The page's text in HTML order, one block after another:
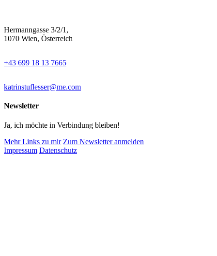
Hermanngasse 3/2/1,
1070 Wien, Österreich
+43 699 18 13 7665
katrinstuflesser@me.com
Newsletter
Ja, ich möchte in Verbindung bleiben!
Mehr Links zu mir Zum Newsletter anmelden
Impressum Datenschutz